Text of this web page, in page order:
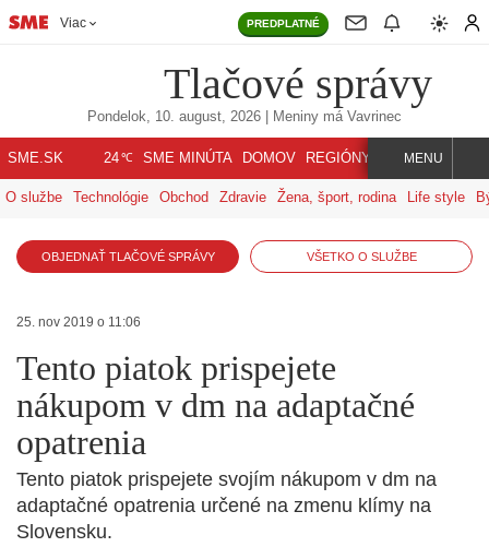
Viac PREDPLATNÉ
Tlačové správy
Pondelok, 10. august, 2026 | Meniny má Vavrinec
SME.SK 24℃ SME MINÚTA DOMOV REGIÓNY INDEX SVET
MENU
O službe Technológie Obchod Zdravie Žena, šport, rodina Life style
OBJEDNAŤ TLAČOVÉ SPRÁVY VŠETKO O SLUŽBE
25. nov 2019 o 11:06
Tento piatok prispejete
nákupom v dm na adaptačné
opatrenia
Tento piatok prispejete svojím nákupom v dm na
adaptačné opatrenia určené na zmenu klímy na
Slovensku.